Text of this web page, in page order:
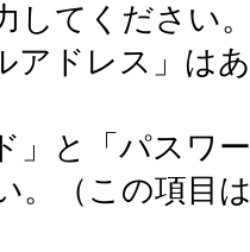
してください
アドレス」は
」と「パスワ
。（この項目